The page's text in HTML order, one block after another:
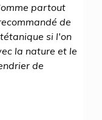
partout
de
si l'on
la nature et le
de